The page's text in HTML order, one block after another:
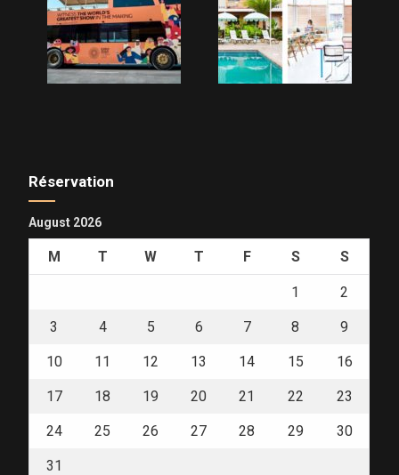
Réservation
August 2026
M T W T F S S
1 2
3 4 5 6 7 8 9
10 11 12 13 14 15 16
17 18 19 20 21 22 23
24 25 26 27 28 29 30
31